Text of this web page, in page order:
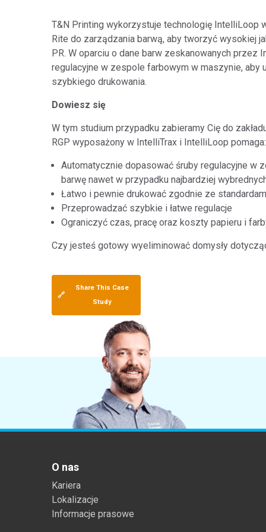
T&N Printing wykorzystuje technologię IntelliLoop
Rite do zarządzania barwą, aby tworzyć wysokiej
PR. W oparciu o dane barw zeskanowanych przez
regulacyjne w zespole farbowym w maszynie, aby
szybkiego drukowania.
Dowiesz się
W tym studium przypadku zabieramy Cię do
RGP wyposażony w IntelliTrax i IntelliLoop pomaga:
Automatycznie dopasować śruby regulacyjne w
barwę nawet w przypadku najbardziej
Łatwo i pewnie drukować zgodnie ze
Przeprowadzać szybkie i łatwe regulacje
Ograniczyć czas, pracę oraz koszty papieru i
Czy jesteś gotowy wyeliminować domysły
🔗
Share This Case
Study
O nas
Kariera
Lokalizacje
Informacje prasowe